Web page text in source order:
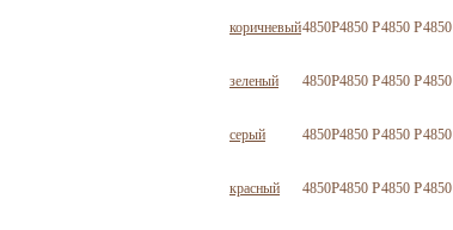
коричневый4850Р4850 Р4850 Р4850
зеленый 4850Р4850 Р4850 Р4850
серый 4850Р4850 Р4850 Р4850
красный 4850Р4850 Р4850 Р4850